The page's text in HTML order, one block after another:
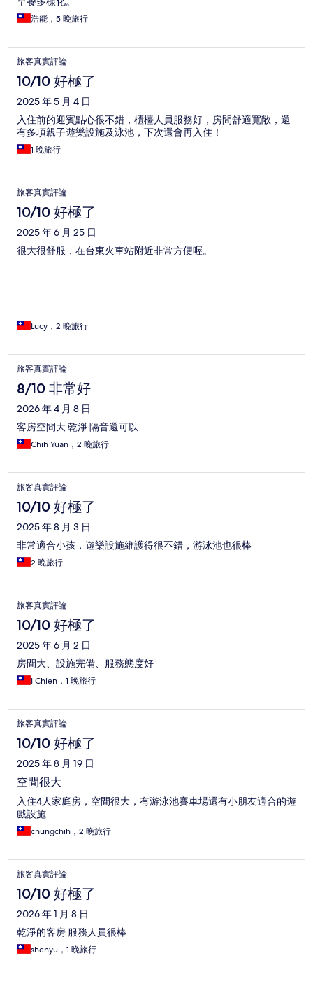
浩能，5 晚旅行
旅客真實評論
10/10 好極了
2025 年 5 月 4 日
入住前的迎賓點心很不錯，櫃檯人員服務好，房間舒適寬敞，還
有多項親子遊樂設施及泳池，下次還會再入住！
1 晚旅行
旅客真實評論
10/10 好極了
2025 年 6 月 25 日
很大很舒服，在台東火車站附近非常方便喔。
Lucy，2 晚旅行
旅客真實評論
8/10 非常好
2026 年 4 月 8 日
客房空間大 乾淨 隔音還可以
Chih Yuan，2 晚旅行
旅客真實評論
10/10 好極了
2025 年 8 月 3 日
非常適合小孩，遊樂設施維護得很不錯，游泳池也很棒
2 晚旅行
旅客真實評論
10/10 好極了
2025 年 6 月 2 日
房間大、設施完備、服務態度好
I Chien，1 晚旅行
旅客真實評論
10/10 好極了
2025 年 8 月 19 日
空間很大
入住4人家庭房，空間很大，有游泳池賽車場還有小朋友適合的遊
戲設施
chungchih，2 晚旅行
旅客真實評論
10/10 好極了
2026 年 1 月 8 日
乾淨的客房 服務人員很棒
shenyu，1 晚旅行